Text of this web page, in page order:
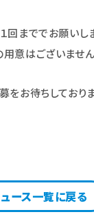
まででお願いし
意はございません
お待ちしておりま
ース一覧に戻る